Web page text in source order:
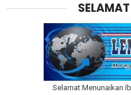
Selamat Menunaikan